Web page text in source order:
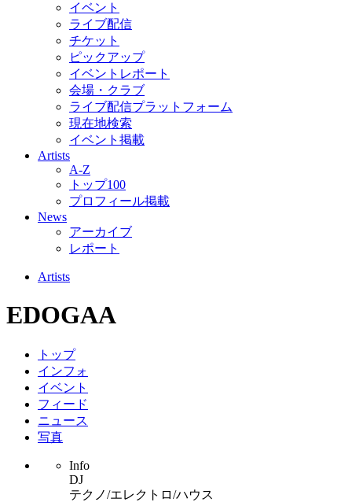
イベント
ライブ配信
チケット
ピックアップ
イベントレポート
会場・クラブ
ライブ配信プラットフォーム
現在地検索
イベント掲載
Artists
A-Z
トップ100
プロフィール掲載
News
アーカイブ
レポート
Artists
EDOGAA
トップ
インフォ
イベント
フィード
ニュース
写真
Info
DJ
テクノ/エレクトロ/ハウス